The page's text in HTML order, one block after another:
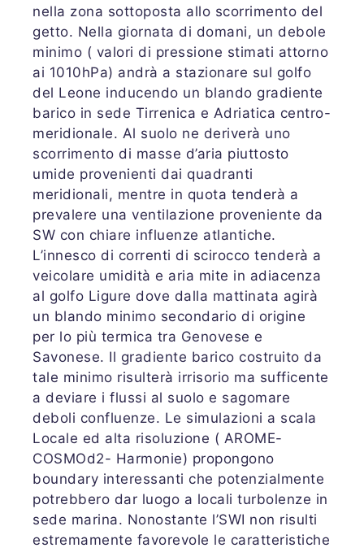
nella zona sottoposta allo scorrimento del
getto. Nella giornata di domani, un debole
minimo ( valori di pressione stimati attorno
ai 1010hPa) andrà a stazionare sul golfo
del Leone inducendo un blando gradiente
barico in sede Tirrenica e Adriatica centro-
meridionale. Al suolo ne deriverà uno
scorrimento di masse d’aria piuttosto
umide provenienti dai quadranti
meridionali, mentre in quota tenderà a
prevalere una ventilazione proveniente da
SW con chiare influenze atlantiche.
L’innesco di correnti di scirocco tenderà a
veicolare umidità e aria mite in adiacenza
al golfo Ligure dove dalla mattinata agirà
un blando minimo secondario di origine
per lo più termica tra Genovese e
Savonese. Il gradiente barico costruito da
tale minimo risulterà irrisorio ma sufficente
a deviare i flussi al suolo e sagomare
deboli confluenze. Le simulazioni a scala
Locale ed alta risoluzione ( AROME-
COSMOd2- Harmonie) propongono
boundary interessanti che potenzialmente
potrebbero dar luogo a locali turbolenze in
sede marina. Nonostante l’SWI non risulti
estremamente favorevole le caratteristiche